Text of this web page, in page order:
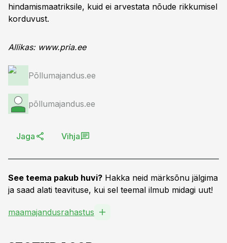
hindamismaatriksile, kuid ei arvestata nõude rikkumisel
korduvust.
Allikas: www.pria.ee
Põllumajandus.ee
põllumajandus.ee
Jaga Vihja
See teema pakub huvi? Hakka neid märksõnu jälgima
ja saad alati teavituse, kui sel teemal ilmub midagi uut!
maamajandusrahastus